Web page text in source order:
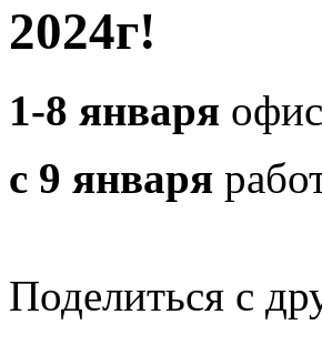
2024г!
1-8 января
с 9 января
Поделиться с